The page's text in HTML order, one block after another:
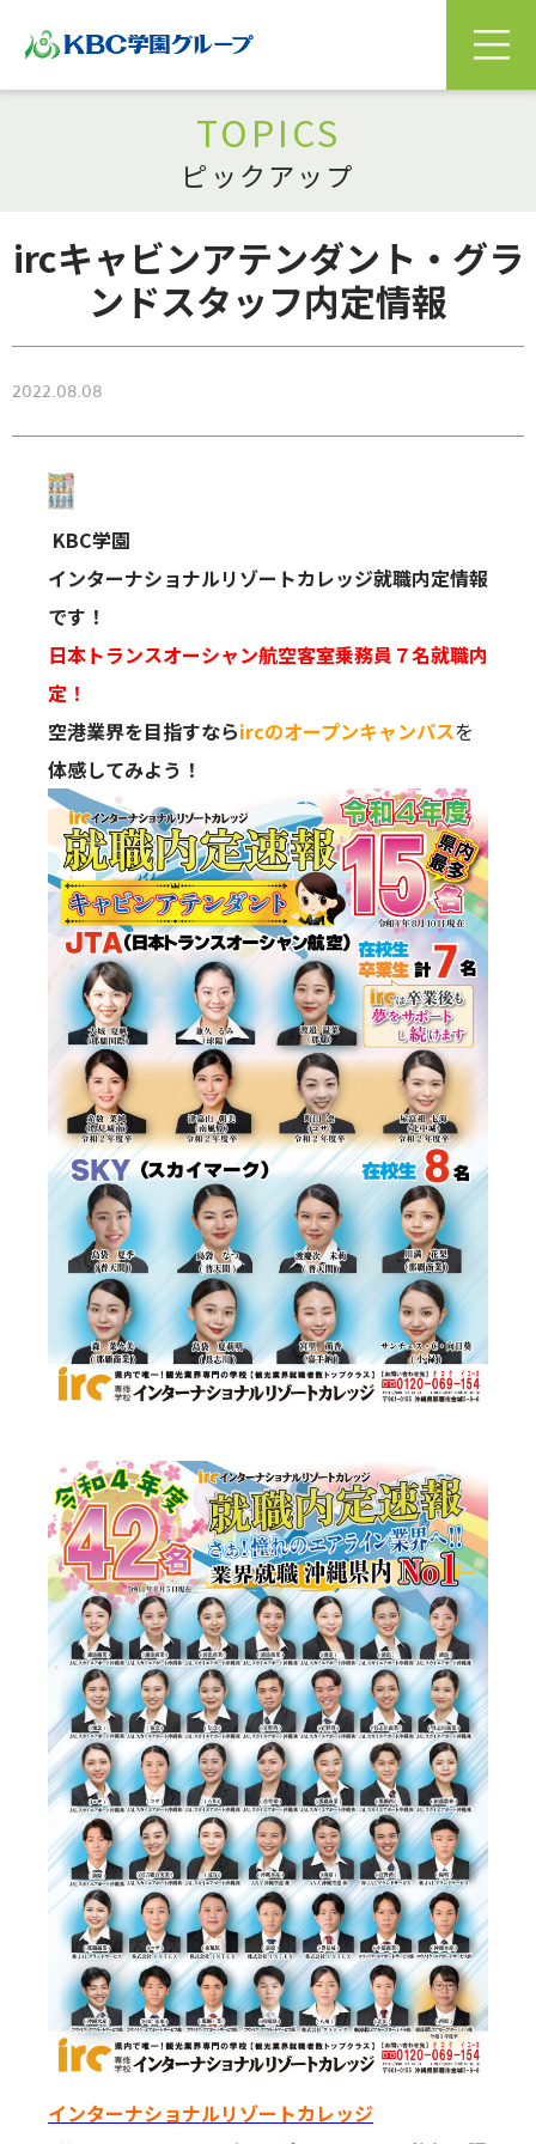
TOPICS
ピックアップ
ircキャビンアテンダント・グラ
ンドスタッフ内定情報
2022.08.08
KBC学園
インターナショナルリゾートカレッジ就職内定情報
です！
日本トランスオーシャン航空客室乗務員７名就職内
定！
空港業界を目指すならircのオープンキャンパスを
体感してみよう！
インターナショナルリゾートカレッジ